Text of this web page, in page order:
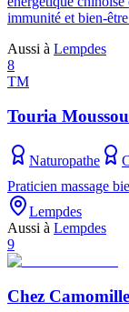
immunité et bien-
Aussi à Lempdes
8
TM
Touria
Naturopathe
Praticien massage
Lempdes
Aussi à Lempdes
9
Chez Camomille